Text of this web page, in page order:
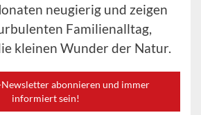
neugierig und zeigen
Familienalltag,
kleinen Wunder der Natur.
Newsletter abonnieren und immer
informiert sein!